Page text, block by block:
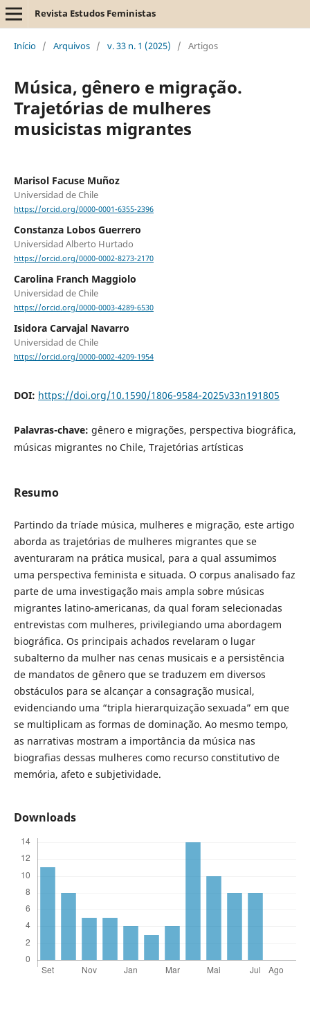
Revista Estudos Feministas
Início / Arquivos / v. 33 n. 1 (2025) / Artigos
Música, gênero e migração.
Trajetórias de mulheres
musicistas migrantes
Marisol Facuse Muñoz
Universidad de Chile
https://orcid.org/0000-0001-6355-2396
Constanza Lobos Guerrero
Universidad Alberto Hurtado
https://orcid.org/0000-0002-8273-2170
Carolina Franch Maggiolo
Universidad de Chile
https://orcid.org/0000-0003-4289-6530
Isidora Carvajal Navarro
Universidad de Chile
https://orcid.org/0000-0002-4209-1954
DOI: https://doi.org/10.1590/1806-9584-2025v33n191805
Palavras-chave: gênero e migrações, perspectiva biográfica,
músicas migrantes no Chile, Trajetórias artísticas
Resumo
Partindo da tríade música, mulheres e migração, este artigo
aborda as trajetórias de mulheres migrantes que se
aventuraram na prática musical, para a qual assumimos
uma perspectiva feminista e situada. O corpus analisado faz
parte de uma investigação mais ampla sobre músicas
migrantes latino-americanas, da qual foram selecionadas
entrevistas com mulheres, privilegiando uma abordagem
biográfica. Os principais achados revelaram o lugar
subalterno da mulher nas cenas musicais e a persistência
de mandatos de gênero que se traduzem em diversos
obstáculos para se alcançar a consagração musical,
evidenciando uma “tripla hierarquização sexuada” em que
se multiplicam as formas de dominação. Ao mesmo tempo,
as narrativas mostram a importância da música nas
biografias dessas mulheres como recurso constitutivo de
memória, afeto e subjetividade.
Downloads